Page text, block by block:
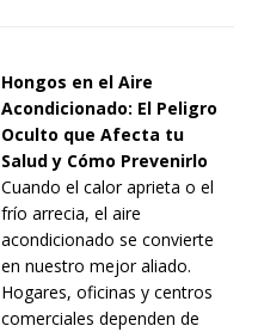
Hongos en el Aire
Acondicionado: El Peligro
Oculto que Afecta tu
Salud y Cómo Prevenirlo
Cuando el calor aprieta o el
frío arrecia, el aire
acondicionado se convierte
en nuestro mejor aliado.
Hogares, oficinas y centros
comerciales dependen de